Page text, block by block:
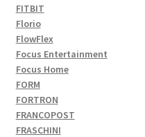
FITBIT
Florio
FlowFlex
Focus Entertainment
Focus Home
FORM
FORTRON
FRANCOPOST
FRASCHINI